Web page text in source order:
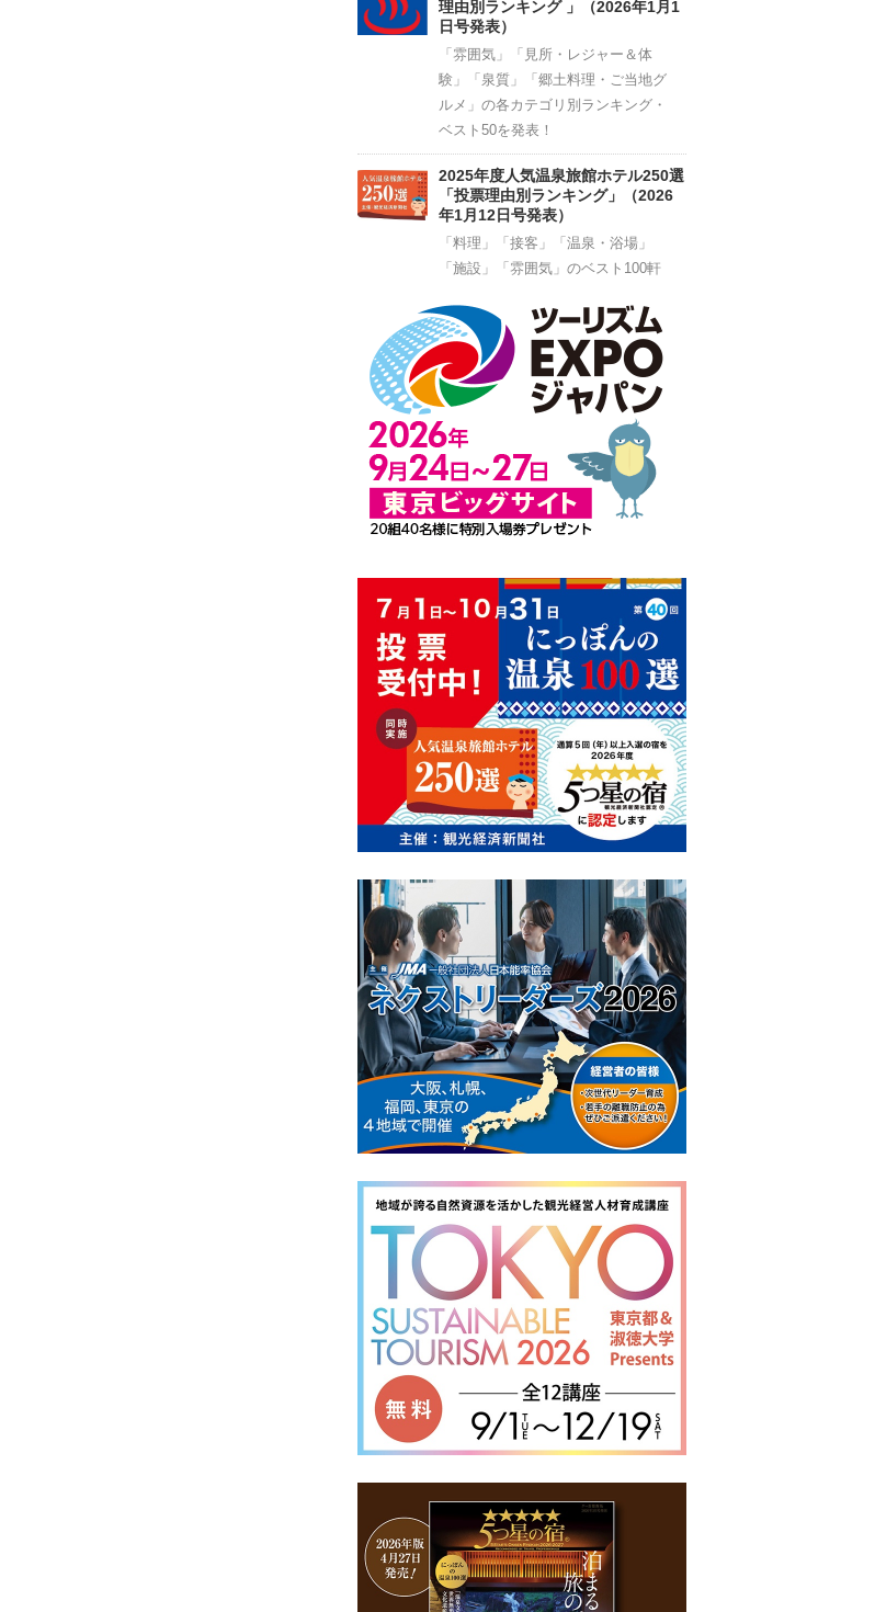
理由別ランキング 」（2026年1月1
日号発表）
「雰囲気」「見所・レジャー＆体
験」「泉質」「郷土料理・ご当地グ
ルメ」の各カテゴリ別ランキング・
ベスト50を発表！
2025年度人気温泉旅館ホテル250選
「投票理由別ランキング」（2026
年1月12日号発表）
「料理」「接客」「温泉・浴場」
「施設」「雰囲気」のベスト100軒